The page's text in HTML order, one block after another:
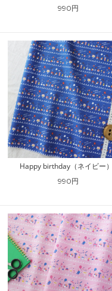
990円
Happy birthday（ネイビー）
990円